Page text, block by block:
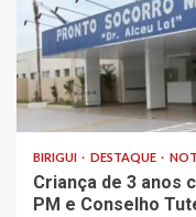
BIRIGUI DESTAQUE
Criança de 3 anos
PM e Conselho